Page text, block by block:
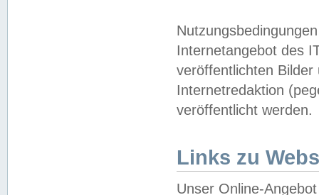
Internetangebot des
veröffentlichten
Internetredaktion
veröffentlicht werden.
Links zu
Unser Online-